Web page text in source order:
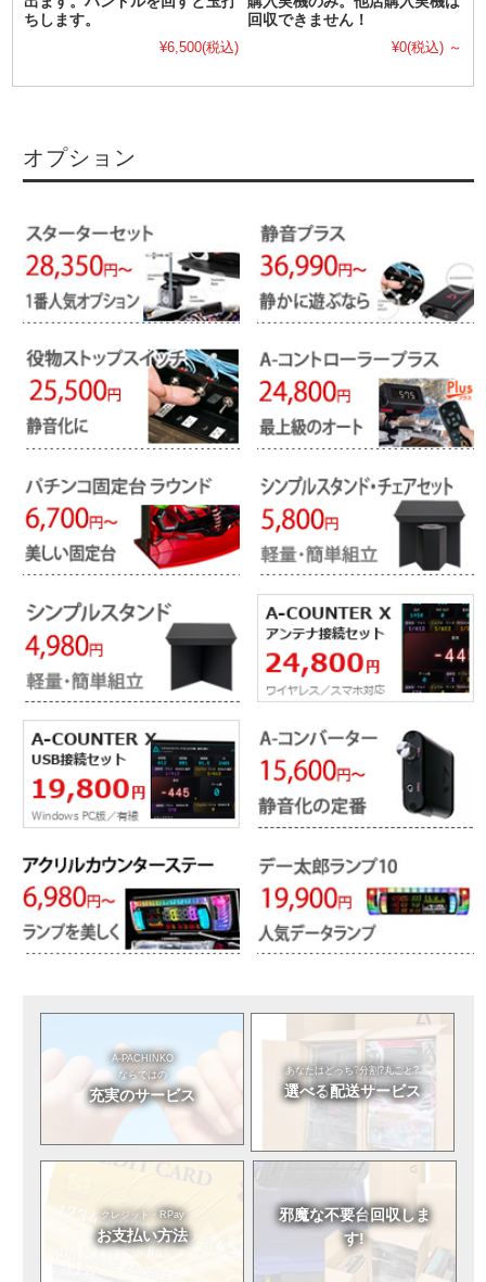
ちします。
¥6,500(税込)
回収できません！
¥0(税込) ～
オプション
A-PACHINKO
ならではの
充実のサービス
あなたはどっち?分割?丸ごと?
選べる配送サービス
クレジット・RPay
お支払い方法
邪魔な不要台回収しま
す!